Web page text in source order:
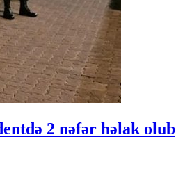
2 nəfər həlak olub